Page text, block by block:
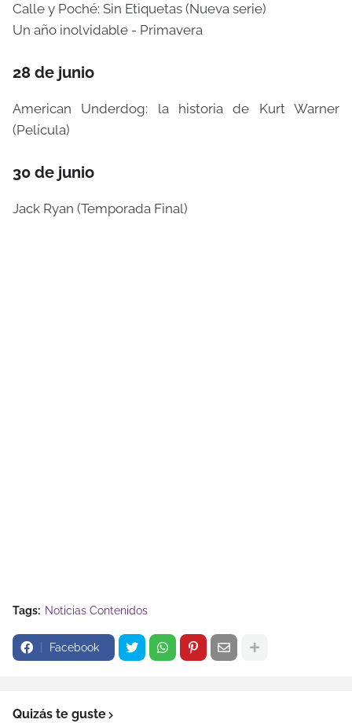
Calle y Poché: Sin Etiquetas (Nueva serie)
Un año inolvidable - Primavera
28 de junio
American Underdog: la historia de Kurt Warner
(Película)
30 de junio
Jack Ryan (Temporada Final)
Tags: Noticias Contenidos
Facebook
Quizás te guste